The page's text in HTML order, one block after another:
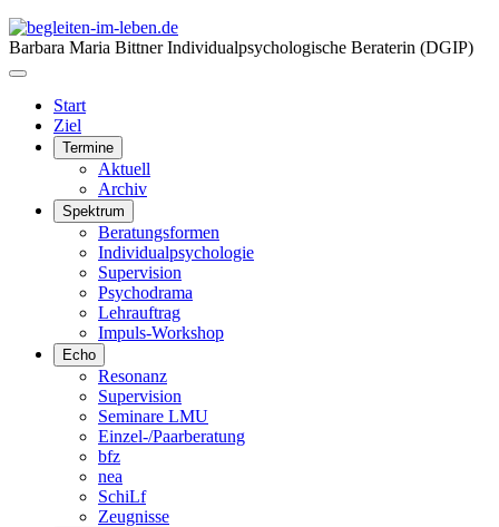
Barbara Maria BittnerIndividualpsychologische Beraterin (DGIP)
Start
Ziel
Termine
Aktuell
Archiv
Spektrum
Beratungsformen
Individualpsychologie
Supervision
Psychodrama
Lehrauftrag
Impuls-Workshop
Echo
Resonanz
Supervision
Seminare LMU
Einzel-/Paarberatung
bfz
nea
SchiLf
Zeugnisse